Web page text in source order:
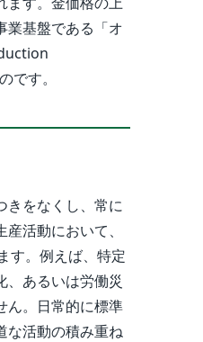
業基盤である「オ
す。
きをなくし、常に
活動において、
す。例えば、特定
あるいは労働災
ん。日常的に標準
な活動の積み重ね